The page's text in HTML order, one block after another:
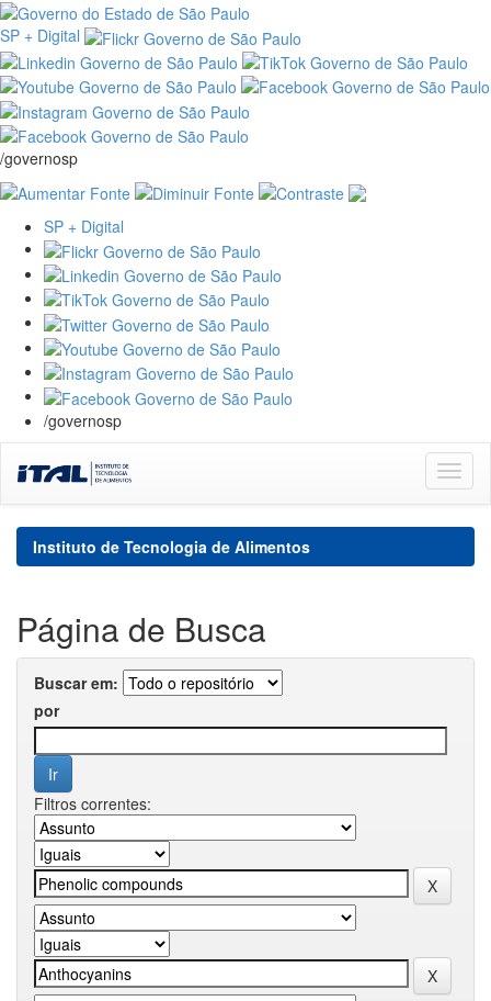
SP + Digital
/governosp
SP + Digital
/governosp
navigation
Instituto de Tecnologia de Alimentos
Página de Busca
Buscar em:
por
Filtros correntes: